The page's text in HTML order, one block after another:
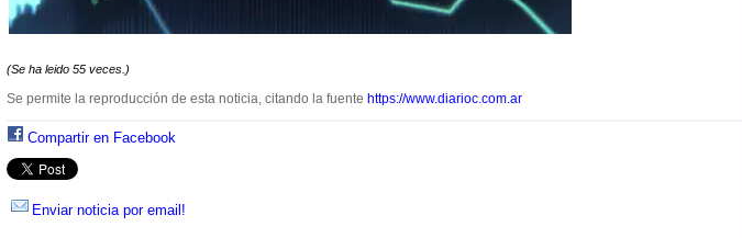
(Se ha leido 55 veces.)
Se permite la reproducción de esta noticia, citando la fuente https://www.diarioc.com.ar
Compartir en Facebook
Enviar noticia por email!